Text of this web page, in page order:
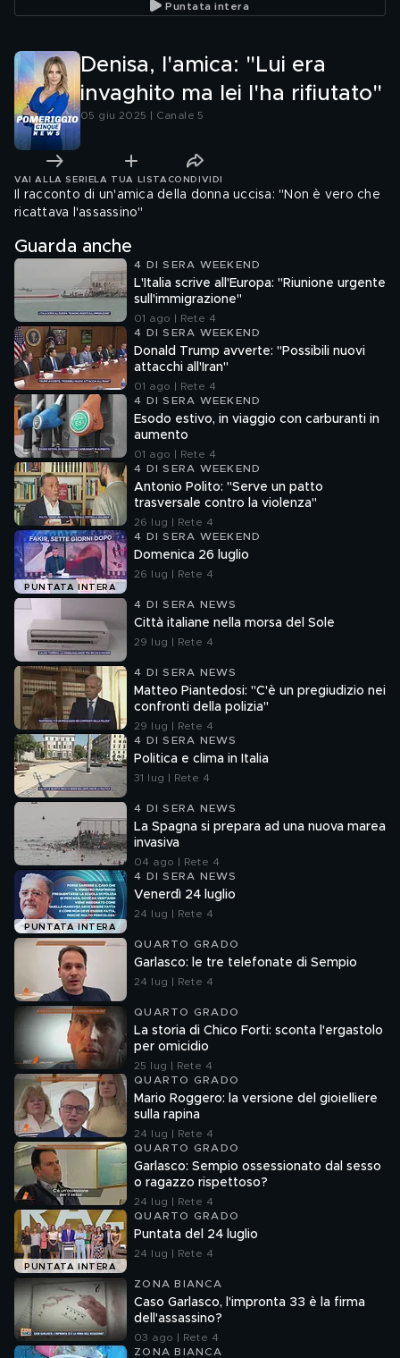
Puntata intera
Denisa, l'amica: "Lui era
invaghito ma lei l'ha rifiutato"
05 giu 2025 | Canale 5
VAI ALLA SERIE LA TUA LISTA CONDIVIDI
Il racconto di un'amica della donna uccisa: "Non è vero che
ricattava l'assassino"
Guarda anche
4 DI SERA WEEKEND
L'Italia scrive all'Europa: "Riunione urgente
sull'immigrazione"
01 ago | Rete 4
4 DI SERA WEEKEND
Donald Trump avverte: "Possibili nuovi
attacchi all'Iran"
01 ago | Rete 4
4 DI SERA WEEKEND
Esodo estivo, in viaggio con carburanti in
aumento
01 ago | Rete 4
4 DI SERA WEEKEND
Antonio Polito: "Serve un patto
trasversale contro la violenza"
26 lug | Rete 4
PUNTATA INTERA
4 DI SERA WEEKEND
Domenica 26 luglio
26 lug | Rete 4
4 DI SERA NEWS
Città italiane nella morsa del Sole
29 lug | Rete 4
4 DI SERA NEWS
Matteo Piantedosi: "C'è un pregiudizio nei
confronti della polizia"
29 lug | Rete 4
4 DI SERA NEWS
Politica e clima in Italia
31 lug | Rete 4
4 DI SERA NEWS
La Spagna si prepara ad una nuova marea
invasiva
04 ago | Rete 4
PUNTATA INTERA
4 DI SERA NEWS
Venerdì 24 luglio
24 lug | Rete 4
QUARTO GRADO
Garlasco: le tre telefonate di Sempio
24 lug | Rete 4
QUARTO GRADO
La storia di Chico Forti: sconta l'ergastolo
per omicidio
25 lug | Rete 4
QUARTO GRADO
Mario Roggero: la versione del gioielliere
sulla rapina
24 lug | Rete 4
QUARTO GRADO
Garlasco: Sempio ossessionato dal sesso
o ragazzo rispettoso?
24 lug | Rete 4
PUNTATA INTERA
QUARTO GRADO
Puntata del 24 luglio
24 lug | Rete 4
ZONA BIANCA
Caso Garlasco, l'impronta 33 è la firma
dell'assassino?
03 ago | Rete 4
ZONA BIANCA